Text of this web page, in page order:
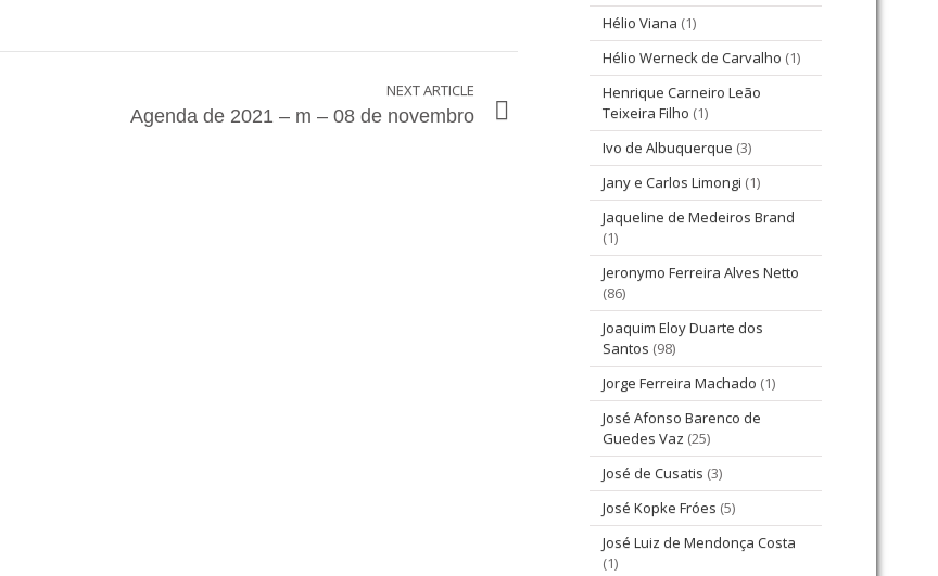
NEXT ARTICLE
Agenda de 2021 – m – 08 de novembro
Hélio Viana (1)
Hélio Werneck de Carvalho (1)
Henrique Carneiro Leão
Teixeira Filho (1)
Ivo de Albuquerque (3)
Jany e Carlos Limongi (1)
Jaqueline de Medeiros Brand
(1)
Jeronymo Ferreira Alves Netto
(86)
Joaquim Eloy Duarte dos
Santos (98)
Jorge Ferreira Machado (1)
José Afonso Barenco de
Guedes Vaz (25)
José de Cusatis (3)
José Kopke Fróes (5)
José Luiz de Mendonça Costa
(1)